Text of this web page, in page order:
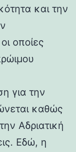
και την
οποίες
για την
καθώς
Αδριατική
Εδώ, η